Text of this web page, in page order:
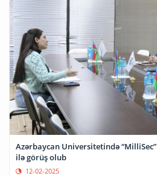
Azərbaycan Universitetində “MilliSec” şirkətinin nümayəndələri
ilə görüş olub
12-02-2025